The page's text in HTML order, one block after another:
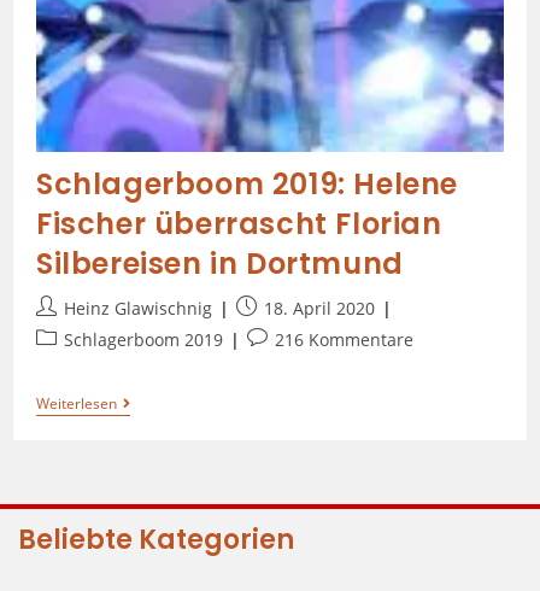
Schlagerboom 2019: Helene
Fischer überrascht Florian
Silbereisen in Dortmund
Heinz Glawischnig
18. April 2020
Schlagerboom 2019
216 Kommentare
Weiterlesen
Beliebte Kategorien